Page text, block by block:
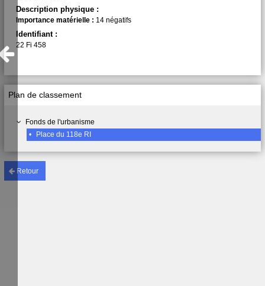
Retour
Plan de classement
Fonds de l'urbanisme
•
Place du 118e RI
Description physique :
Importance matérielle : 14 négatifs
Identifiant :
22 Fi 458